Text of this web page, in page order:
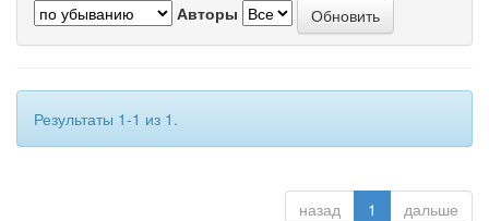
Авторы
Результаты 1-1 из 1.
назад 1 дальше